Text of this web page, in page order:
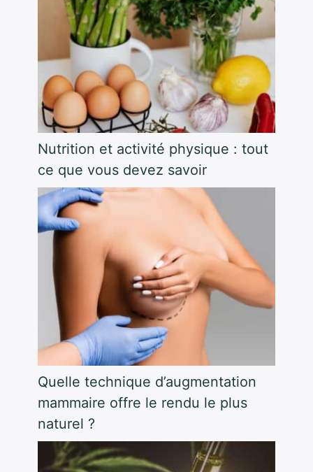
Nutrition et activité physique : tout
ce que vous devez savoir
Quelle technique d’augmentation
mammaire offre le rendu le plus
naturel ?